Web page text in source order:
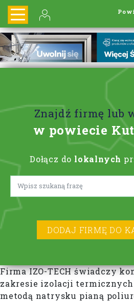
Znajdź firmę lub
w powiecie
Dołącz do lokalnych
Lorem ipsum
DODAJ FIRMĘ DO
Firma IZO-TECH świadczy
zakresie izolacji
metodą natrysku pianą